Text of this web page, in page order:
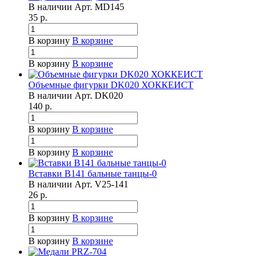
В наличии Арт. MD145
35 р.
В корзину В корзине
В корзину В корзине
Объемные фигурки DK020 ХОККЕИСТ
В наличии Арт. DK020
140 р.
В корзину В корзине
В корзину В корзине
Вставки B141 бальные танцы-0
В наличии Арт. V25-141
26 р.
В корзину В корзине
В корзину В корзине